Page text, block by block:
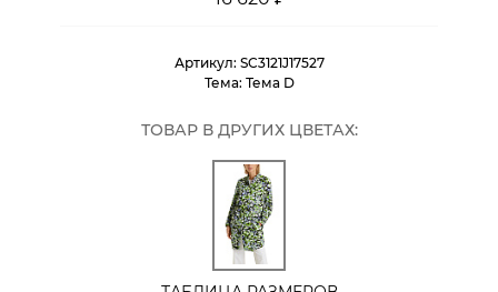
Артикул: SC3121J17527
Тема: Тема D
ТОВАР В ДРУГИХ ЦВЕТАХ: